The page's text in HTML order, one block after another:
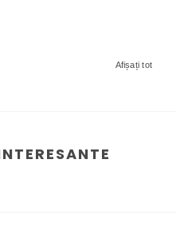
Afișați tot